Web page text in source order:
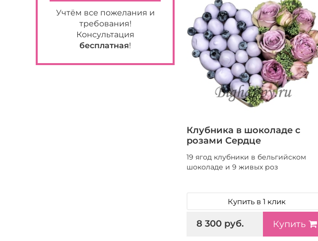
Учтём все пожелания и
требования!
Консультация
бесплатная!
Клубника в шоколаде с
розами Сердце
19 ягод клубники в бельгийском
шоколаде и 9 живых роз
Купить в 1 клик
8 300 руб. Купить